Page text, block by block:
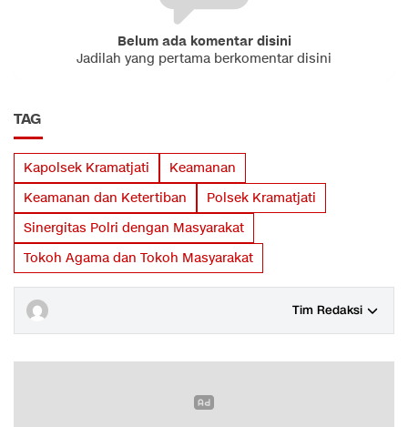
Belum ada komentar disini
Jadilah yang pertama berkomentar disini
TAG
Kapolsek Kramatjati
Keamanan
Keamanan dan Ketertiban
Polsek Kramatjati
Sinergitas Polri dengan Masyarakat
Tokoh Agama dan Tokoh Masyarakat
Tim Redaksi